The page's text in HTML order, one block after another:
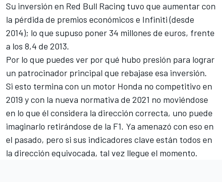
Su inversión en Red Bull Racing tuvo que aumentar con
la pérdida de premios económicos e Infiniti (desde
2014); lo que supuso poner 34 millones de euros, frente
a los 8,4 de 2013.
Por lo que puedes ver por qué hubo presión para lograr
un patrocinador principal que rebajase esa inversión.
Si esto termina con un motor Honda no competitivo en
2019 y con la nueva normativa de 2021 no moviéndose
en lo que él considera la dirección correcta, uno puede
imaginarlo retirándose de la F1. Ya amenazó con eso en
el pasado, pero si sus indicadores clave están todos en
la dirección equivocada, tal vez llegue el momento.